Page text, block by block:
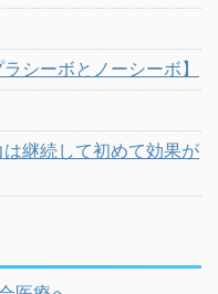
シーボとノーシーボ】
継続して初めて効果が